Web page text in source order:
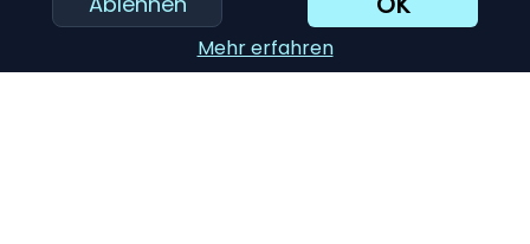
Mehr erfahren
Rahmenmaterial: Das Material des Bettrahmens trägt